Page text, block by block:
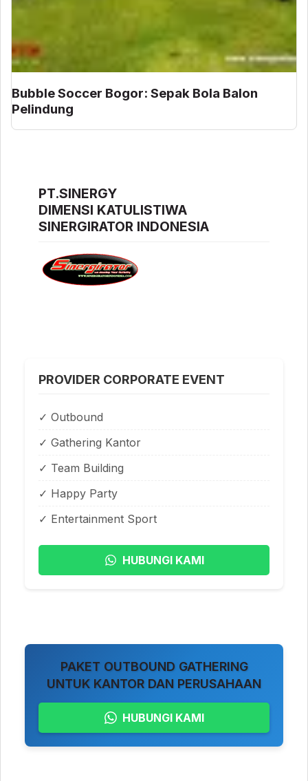
Bubble Soccer Bogor: Sepak Bola Balon
Pelindung
PT.SINERGY
DIMENSI KATULISTIWA
SINERGIRATOR INDONESIA
PROVIDER CORPORATE EVENT
✓ Outbound
✓ Gathering Kantor
✓ Team Building
✓ Happy Party
✓ Entertainment Sport
HUBUNGI KAMI
PAKET OUTBOUND GATHERING
UNTUK KANTOR DAN PERUSAHAAN
HUBUNGI KAMI